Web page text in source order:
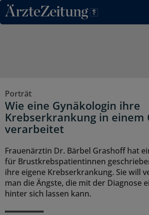
Direkt zum Inhaltsbereich
Porträt
Wie eine Gynäkologin ihre
Krebserkrankung in einem
verarbeitet
Frauenärztin Dr. Bärbel Grashoff hat
für Brustkrebspatientinnen
ihre eigene Krebserkrankung. Sie will
man die Ängste, die mit der Diagnose
hinter sich lassen kann.